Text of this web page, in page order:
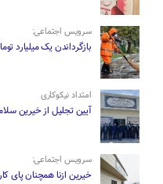
سرویس اجتماعی:
بازگرداندن یک میلیارد
امتداد نیکوکاری
آیین تجلیل از خیرین
سرویس اجتماعی:
خیرین ازنا همچنان پای